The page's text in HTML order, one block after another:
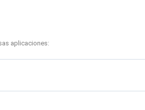
aplicaciones: